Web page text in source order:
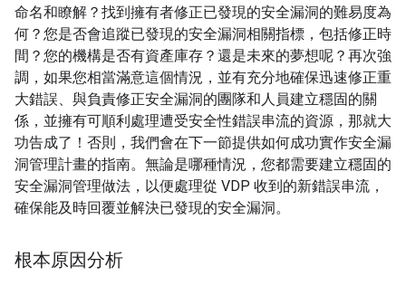
命名和瞭解？找到擁有者修正已發現的安全漏洞的難易度為
何？您是否會追蹤已發現的安全漏洞相關指標，包括修正時
間？您的機構是否有資產庫存？還是未來的夢想呢？再次強
調，如果您相當滿意這個情況，並有充分地確保迅速修正重
大錯誤、與負責修正安全漏洞的團隊和人員建立穩固的關
係，並擁有可順利處理遭受安全性錯誤串流的資源，那就大
功告成了！否則，我們會在下一節提供如何成功實作安全漏
洞管理計畫的指南。無論是哪種情況，您都需要建立穩固的
安全漏洞管理做法，以便處理從 VDP 收到的新錯誤串流，
確保能及時回覆並解決已發現的安全漏洞。
根本原因分析